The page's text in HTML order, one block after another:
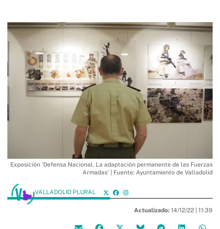
Exposición 'Defensa Nacional. La adaptación permanente de las Fuerzas
Armadas' | Fuente: Ayuntamiento de Valladolid
VALLADOLID PLURAL
Actualizado: 14/12/22 | 11:39